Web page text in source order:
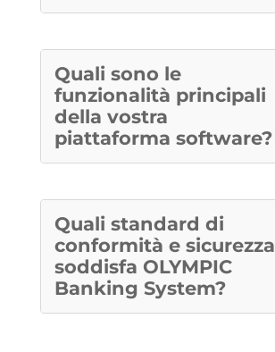
Quali sono le
funzionalità principali
della vostra
piattaforma software?
Quali standard di
conformità e sicurezza
soddisfa OLYMPIC
Banking System?